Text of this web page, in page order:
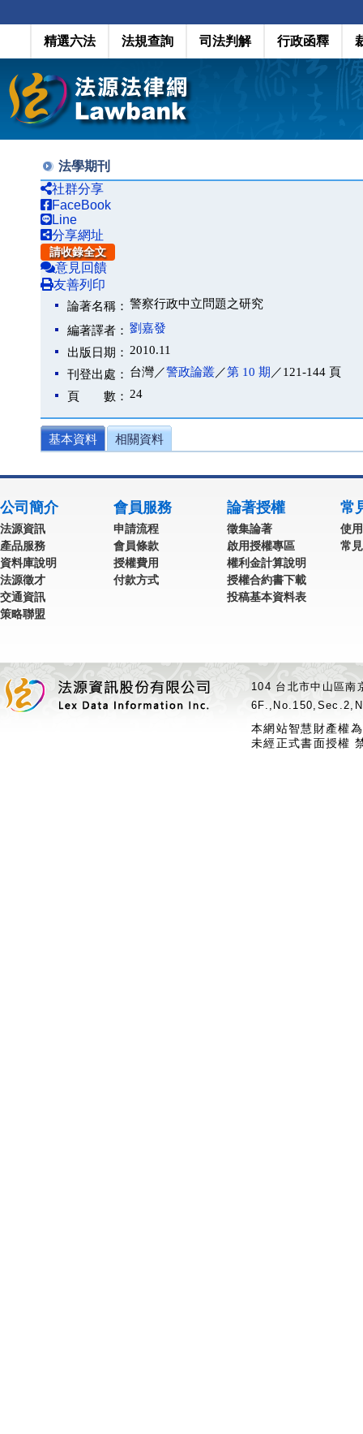
精選六法 法規查詢 司法判解 行政函釋
法學期刊
社群分享
FaceBook
Line
分享網址
請收錄全文
意見回饋
友善列印
論著名稱： 警察行政中立問題之研究
編著譯者： 劉嘉發
出版日期： 2010.11
刊登出處： 台灣／警政論叢／第 10 期 ／121-144 頁
頁 數： 24
基本資料 相關資料
公司簡介
法源資訊
產品服務
資料庫說明
法源徵才
交通資訊
策略聯盟
會員服務
申請流程
會員條款
授權費用
付款方式
論著授權
徵集論著
啟用授權專區
權利金計算說明
授權合約書下載
投稿基本資料表
常
使
常
104 台北市中山區
本網站智慧財產權
未經正式書面授權